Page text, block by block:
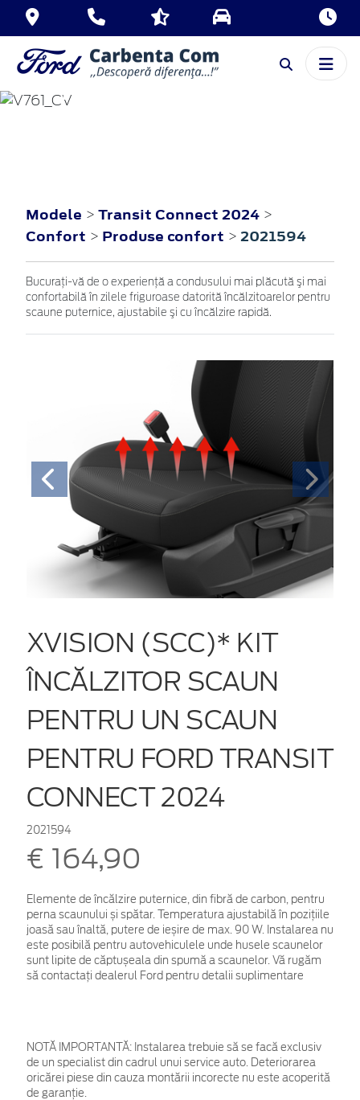
TRANSIT CONNECT
Modele > Transit Connect 2024 >
Confort > Produse confort > 2021594
Bucuraţi-vă de o experienţă a condusului mai plăcută şi mai
confortabilă în zilele friguroase datorită încălzitoarelor pentru
scaune puternice, ajustabile şi cu încălzire rapidă.
XVISION (SCC)* KIT
ÎNCĂLZITOR SCAUN
PENTRU UN SCAUN
PENTRU FORD TRANSIT
CONNECT 2024
2021594
€ 164,90
Elemente de încălzire puternice, din fibră de carbon, pentru
perna scaunului și spătar. Temperatura ajustabilă în pozițiile
joasă sau înaltă, putere de ieșire de max. 90 W. Instalarea nu
este posibilă pentru autovehiculele unde husele scaunelor
sunt lipite de căptușeala din spumă a scaunelor. Vă rugăm
să contactați dealerul Ford pentru detalii suplimentare
NOTĂ IMPORTANTĂ: Instalarea trebuie să se facă exclusiv
de un specialist din cadrul unui service auto. Deteriorarea
oricărei piese din cauza montării incorecte nu este acoperită
de garanţie.